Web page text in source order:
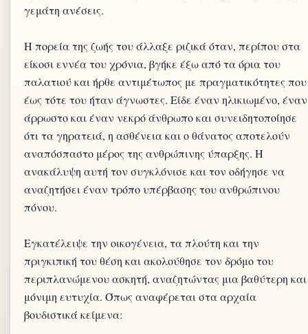
γεμάτη ανέσεις.
Η πορεία της ζωής του άλλαξε ριζικά όταν, περίπου στα
είκοσι εννέα του χρόνια, βγήκε έξω από τα όρια του
παλατιού και ήρθε αντιμέτωπος με πραγματικότητες που
έως τότε του ήταν άγνωστες. Είδε έναν ηλικιωμένο, έναν
άρρωστο και έναν νεκρό άνθρωπο και συνειδητοποίησε
ότι τα γηρατειά, η ασθένεια και ο θάνατος αποτελούν
αναπόσπαστο μέρος της ανθρώπινης ύπαρξης. Η
ανακάλυψη αυτή τον συγκλόνισε και τον οδήγησε να
αναζητήσει έναν τρόπο υπέρβασης του ανθρώπινου
πόνου.
Εγκατέλειψε την οικογένεια, τα πλούτη και την
πριγκιπική του θέση και ακολούθησε τον δρόμο του
περιπλανώμενου ασκητή, αναζητώντας μια βαθύτερη και
μόνιμη ευτυχία. Όπως αναφέρεται στα αρχαία
βουδιστικά κείμενα: